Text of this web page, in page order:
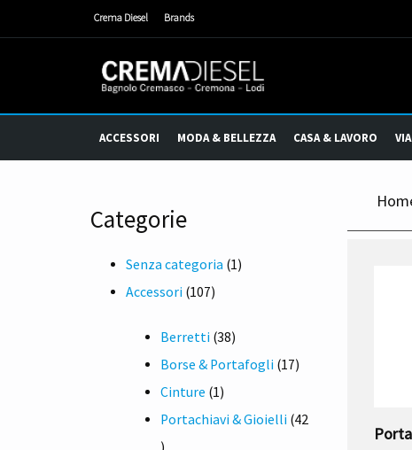
Crema Diesel Brands
ACCESSORI MODA & BELLEZZA CASA & LAVORO
Categorie
Senza categoria 11
Accessori 107107
Berretti 3838
prodotti
Borse & Portafogli 1717
Cinture 11
prodotto
Portachiavi & Gioielli 42
42